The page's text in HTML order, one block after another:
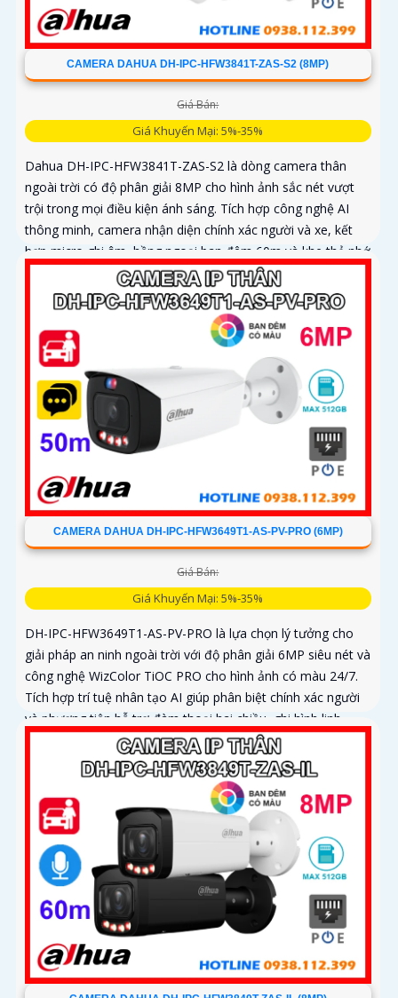
CAMERA DAHUA DH-IPC-HFW3841T-ZAS-S2 (8MP)
Giá Bán:
Giá Khuyến Mại: 5%-35%
Dahua DH-IPC-HFW3841T-ZAS-S2 là dòng camera thân
ngoài trời có độ phân giải 8MP cho hình ảnh sắc nét vượt
trội trong mọi điều kiện ánh sáng. Tích hợp công nghệ AI
thông minh, camera nhận diện chính xác người và xe, kết
hợp micro ghi âm, hồng ngoại ban đêm 60m và khe thẻ nhớ
lên đến 256GB mang đến giải pháp giám sát toàn diện và
hiệu quả
CAMERA DAHUA DH-IPC-HFW3649T1-AS-PV-PRO (6MP)
Giá Bán:
Giá Khuyến Mại: 5%-35%
DH-IPC-HFW3649T1-AS-PV-PRO là lựa chọn lý tưởng cho
giải pháp an ninh ngoài trời với độ phân giải 6MP siêu nét và
công nghệ WizColor TiOC PRO cho hình ảnh có màu 24/7.
Tích hợp trí tuệ nhân tạo AI giúp phân biệt chính xác người
và phương tiện hỗ trợ đàm thoại hai chiều, ghi hình linh
hoạt với khe thẻ nhớ lên đến 512GB